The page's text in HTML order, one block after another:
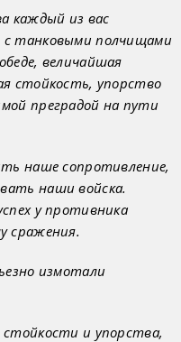
каждый из вас
с танковыми полчищами
величайшая
стойкость, упорство
преградой на пути
наше сопротивление,
наши войска.
у противника
сражения.
измотали
стойкости и упорства,